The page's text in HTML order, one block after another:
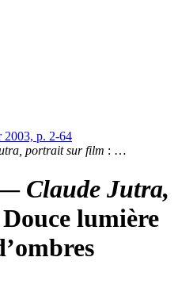
2003, p. 2-64
portrait sur film : …
— Claude Jutra,
Douce lumière